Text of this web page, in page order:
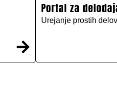
Portal za
Urejanje prostih